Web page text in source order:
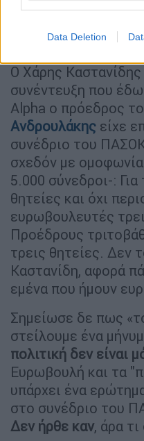
Data Deletion
η Βουλή
Ο Χάρης
συνέντευξη που
Alpha ο πρόεδρος
Ανδρουλάκης είχε
συνέδριο του
σχεδόν με
5.000 σύνεδροι-:
θητείες και όχι
ευρωβουλευτές
Προέδρους
τρεις θητείες. Δεν
Καστανίδη, αφορά
εμένα που ήμουν
Σημείωσε δε πως
στείλουμε ένα
πολιτική δεν είναι
Ευρωβουλή και τα
υπάρχει ένα
στο συνέδριο του
Δεν ήρθε καν, άρα